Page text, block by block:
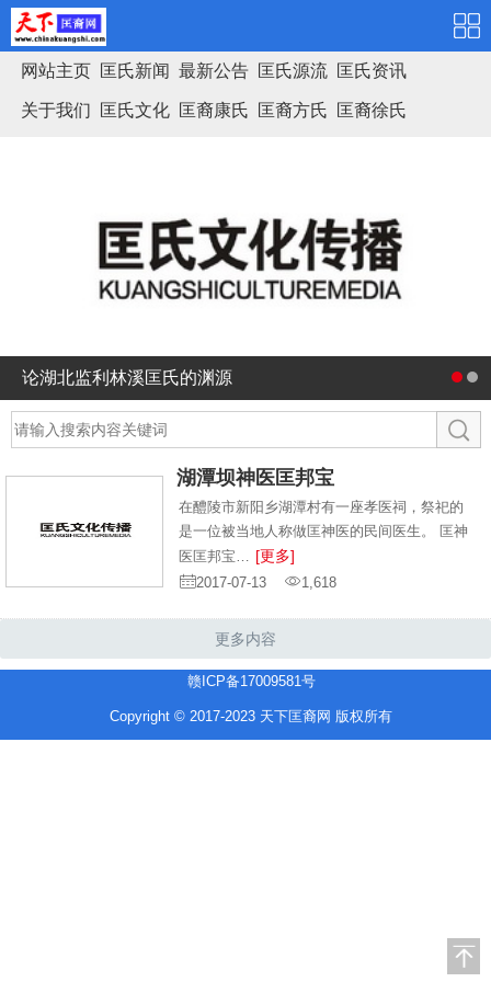
网站主页 匡氏新闻 最新公告 匡氏源流 匡氏资讯
关于我们 匡氏文化 匡裔康氏 匡裔方氏 匡裔徐氏
论湖北监利林溪匡氏的渊源
湖潭坝神医匡邦宝
在醴陵市新阳乡湖潭村有一座孝医祠，祭祀的
是一位被当地人称做匡神医的民间医生。 匡神
医匡邦宝…
[更多]
2017-07-13 1,618
更多内容
赣ICP备17009581号
Copyright © 2017-2023 天下匡裔网 版权所有